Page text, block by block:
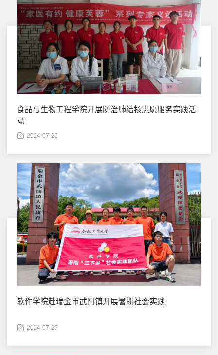
食品与生物工程学院开展防治肺结核志愿服务实践活
动
2024-07-25
软件学院赴瑞金市武阳镇开展暑期社会实践
2024-07-25